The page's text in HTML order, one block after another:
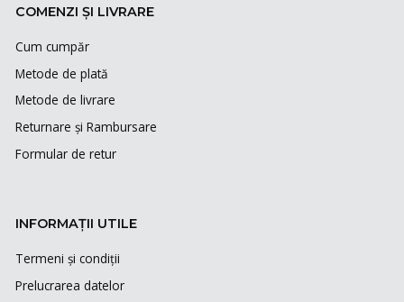
COMENZI ȘI LIVRARE
Cum cumpăr
Metode de plată
Metode de livrare
Returnare și Rambursare
Formular de retur
INFORMAȚII UTILE
Termeni și condiții
Prelucrarea datelor